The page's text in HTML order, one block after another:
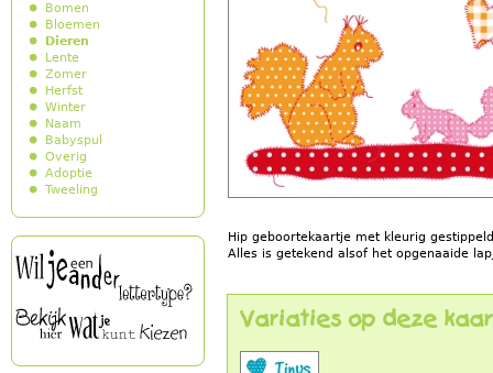
Hip geboortekaartje met kleurig
Alles is getekend alsof het opgenaaide
Variaties op deze
Bomen
Bloemen
Dieren
Lente
Zomer
Herfst
Winter
Naam
Babyspul
Overig
Adoptie
Tweeling